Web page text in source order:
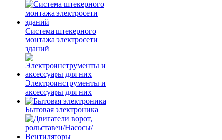
Система штекерного
монтажа электросети
зданий
Электроинструменты и
аксессуары для них
Бытовая электроника